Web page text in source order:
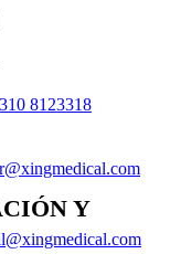
8123318
Y